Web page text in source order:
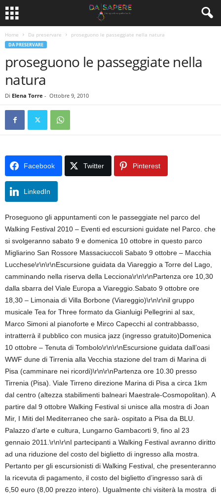
Home Da preservare proseguono le passeggiate nella natura
DA PRESERVARE
proseguono le passeggiate nella
natura
Di Elena Torre - Ottobre 9, 2010
Facebook Twitter Pinterest
LinkedIn
Proseguono gli appuntamenti con le passeggiate nel parco del
Walking Festival 2010 – Eventi ed escursioni guidate nel Parco. che
si svolgeranno sabato 9 e domenica 10 ottobre in questo parco
Migliarino San Rossore Massaciuccoli Sabato 9 ottobre – Macchia
Lucchese\r\n\r\nEscursione guidata da Viareggio a Torre del Lago,
camminando nella riserva della Lecciona\r\n\r\nPartenza ore 10,30
dalla sbarra del Viale Europa a Viareggio.Sabato 9 ottobre ore
18,30 – Limonaia di Villa Borbone (Viareggio)\r\n\r\nil gruppo
musicale Tea for Three formato da Gianluigi Pellegrini al sax,
Marco Simoni al pianoforte e Mirco Capecchi al contrabbasso,
intratterrà il pubblico con musica jazz (ingresso gratuito)Domenica
10 ottobre – Tenuta di Tombolo\r\n\r\nEscursione guidata dall’oasi
WWF dune di Tirrenia alla Vecchia stazione del tram di Marina di
Pisa (camminare nei ricordi)\r\n\r\nPartenza ore 10.30 presso
Tirrenia (Pisa). Viale Tirreno direzione Marina di Pisa a circa 1km
dal centro (altezza stabilimenti balneari Maestrale-Cosmopolitan). A
partire dal 9 ottobre Walking Festival si unisce alla mostra di Joan
Mir, I Miti del Mediterraneo che sarà- ospitato a Pisa da BLU.
Palazzo d’arte e cultura, Lungarno Gambacorti 9, fino al 23
gennaio 2011.\r\n\r\nI partecipanti a Walking Festival avranno diritto
ad una riduzione del costo del biglietto di ingresso alla mostra.
Pertanto per gli escursionisti di Walking Festival, che presenteranno
la ricevuta di pagamento, il costo del biglietto d’ingresso sarà di
6,50 euro (8,00 prezzo intero). Ugualmente chi visiterà la mostra di